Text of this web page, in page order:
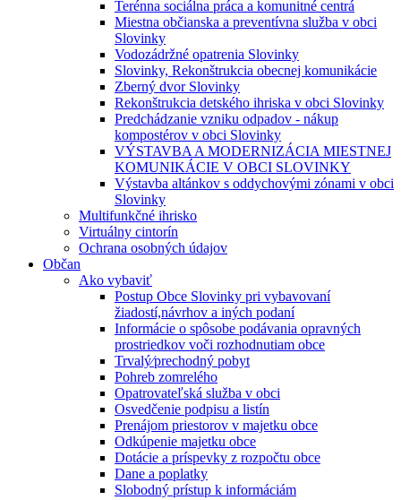
Terénna sociálna práca a komunitné centrá
Miestna občianska a preventívna služba v obci
Slovinky
Vodozádržné opatrenia Slovinky
Slovinky, Rekonštrukcia obecnej komunikácie
Zberný dvor Slovinky
Rekonštrukcia detského ihriska v obci Slovinky
Predchádzanie vzniku odpadov - nákup
kompostérov v obci Slovinky
VÝSTAVBA A MODERNIZÁCIA MIESTNEJ
KOMUNIKÁCIE V OBCI SLOVINKY
Výstavba altánkov s oddychovými zónami v obci
Slovinky
Multifunkčné ihrisko
Virtuálny cintorín
Ochrana osobných údajov
Občan
Ako vybaviť
Postup Obce Slovinky pri vybavovaní
žiadostí,návrhov a iných podaní
Informácie o spôsobe podávania opravných
prostriedkov voči rozhodnutiam obce
Trvalý⁄prechodný pobyt
Pohreb zomrelého
Opatrovateľská služba v obci
Osvedčenie podpisu a listín
Prenájom priestorov v majetku obce
Odkúpenie majetku obce
Dotácie a príspevky z rozpočtu obce
Dane a poplatky
Slobodný prístup k informáciám